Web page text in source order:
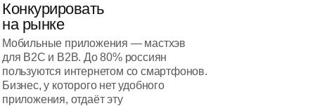
Конкурировать
на рынке
Мобильные приложения — мастхэв
для B2C и B2B. До 80% россиян
пользуются интернетом со смартфонов.
Бизнес, у которого нет удобного
приложения, отдаёт эту